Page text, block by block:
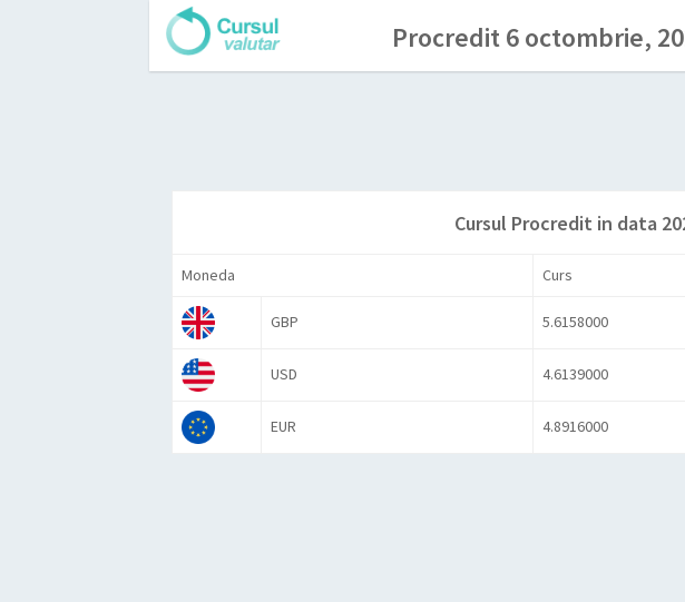
Procredit 6 octombrie,
Cursul Procredit in data
Moneda Curs
GBP 5.6158000
USD 4.6139000
EUR 4.8916000